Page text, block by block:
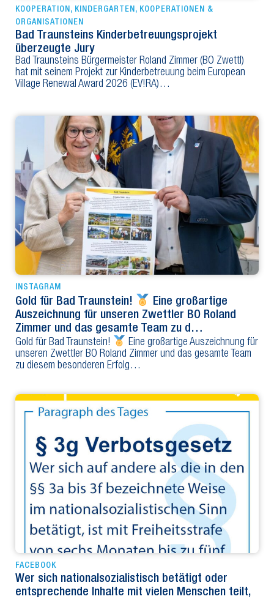
KOOPERATION , KINDERGARTEN , KOOPERATIONEN &
ORGANISATIONEN
Bad Traunsteins Kinderbetreuungsprojekt
überzeugte Jury
Bad Traunsteins Bürgermeister Roland Zimmer (BO Zwettl)
hat mit seinem Projekt zur Kinderbetreuung beim European
Village Renewal Award 2026 (EV!RA)…
INSTAGRAM
Gold für Bad Traunstein!
Eine großartige
Auszeichnung für unseren Zwettler BO Roland
Zimmer und das gesamte Team zu d…
Gold für Bad Traunstein!
Eine großartige Auszeichnung für
unseren Zwettler BO Roland Zimmer und das gesamte Team
zu diesem besonderen Erfolg…
FACEBOOK
Wer sich nationalsozialistisch betätigt oder
entsprechende Inhalte mit vielen Menschen teilt,